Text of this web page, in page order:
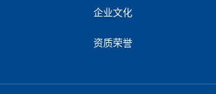
企业文化
资质荣誉